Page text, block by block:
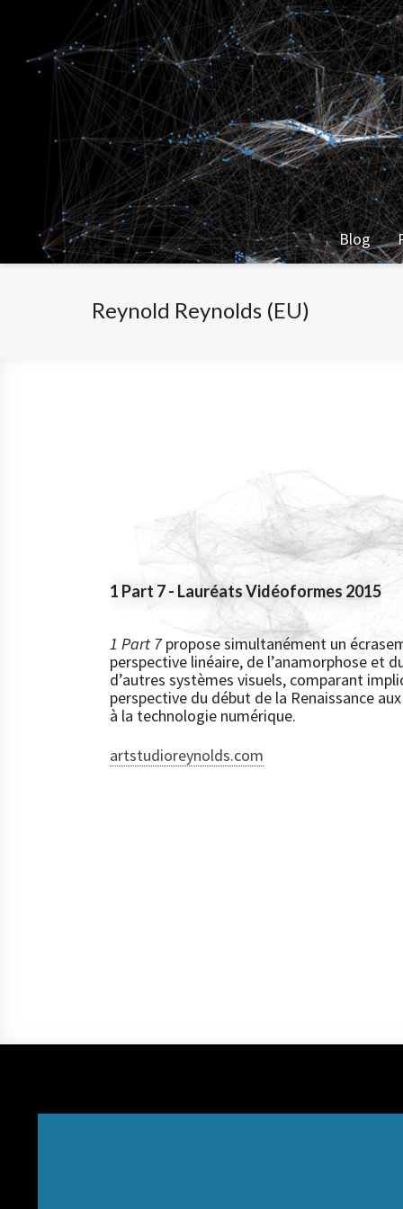
Blog
Reynold Reynolds (EU)
1 Part 7 - Lauréats Vidéoformes 2015
1 Part 7propose simultanément un
perspective linéaire, de l’anamorphose et
d’autres systèmes visuels, comparant
perspective du début de la Renaissance
à la technologie numérique.
artstudioreynolds.com